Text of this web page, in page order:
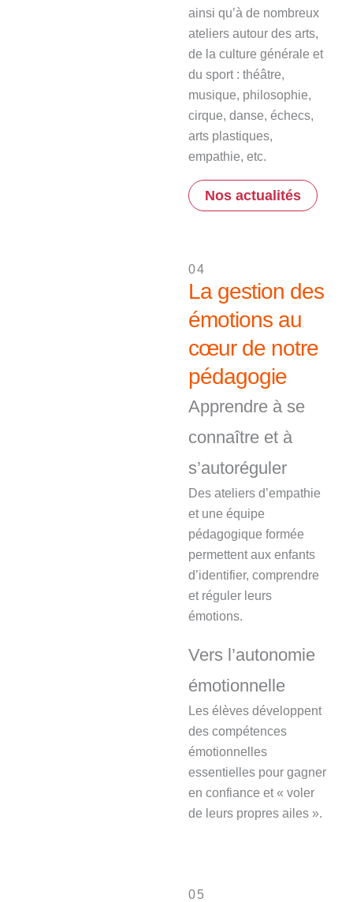
ainsi qu’à de nombreux
ateliers autour des arts,
de la culture générale et
du sport : théâtre,
musique, philosophie,
cirque, danse, échecs,
arts plastiques,
empathie, etc.
Nos actualités
04
La gestion des
émotions au
cœur de notre
pédagogie
Apprendre à se
connaître et à
s’autoréguler
Des ateliers d’empathie
et une équipe
pédagogique formée
permettent aux enfants
d’identifier, comprendre
et réguler leurs
émotions.
Vers l’autonomie
émotionnelle
Les élèves développent
des compétences
émotionnelles
essentielles pour gagner
en confiance et « voler
de leurs propres ailes ».
05